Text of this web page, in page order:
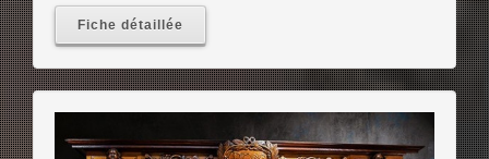
Fiche détaillée